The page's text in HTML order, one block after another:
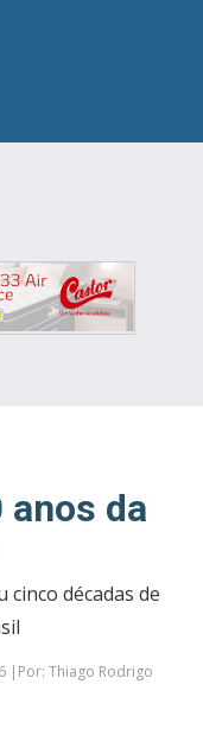
& DECORAÇÃO
anos da
cinco décadas de
|Por: Thiago Rodrigo